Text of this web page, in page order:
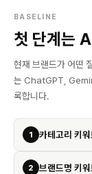
BASELINE
첫 단계는
현재 브랜드가 어떤
는 ChatGPT,
록합니다.
1 카테고리 키워
2 브랜드명 키워